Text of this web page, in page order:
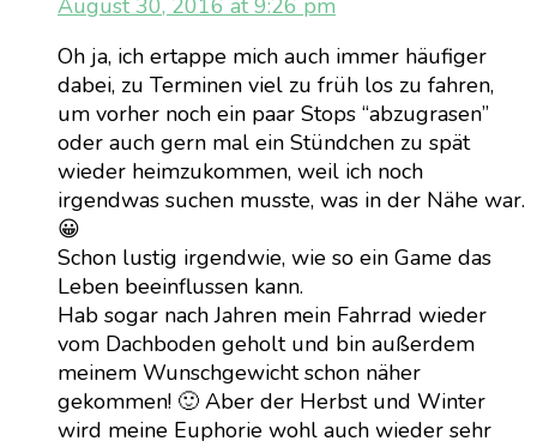
Oh ja, ich ertappe mich auch immer häufiger
dabei, zu Terminen viel zu früh los zu fahren,
um vorher noch ein paar Stops “abzugrasen”
oder auch gern mal ein Stündchen zu spät
wieder heimzukommen, weil ich noch
irgendwas suchen musste, was in der Nähe war.
😀
Schon lustig irgendwie, wie so ein Game das
Leben beeinflussen kann.
Hab sogar nach Jahren mein Fahrrad wieder
vom Dachboden geholt und bin außerdem
meinem Wunschgewicht schon näher
gekommen! 🙂 Aber der Herbst und Winter
wird meine Euphorie wohl auch wieder sehr